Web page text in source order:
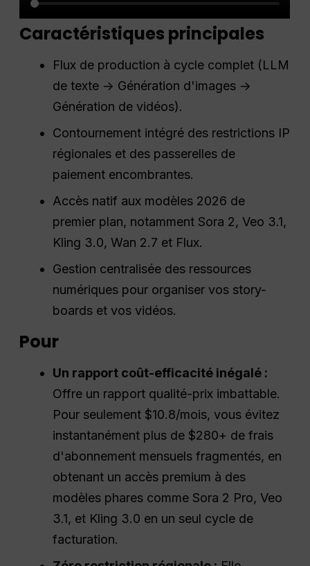
Caractéristiques principales
Flux de production à cycle complet (LLM
de texte -> Génération d'images ->
Génération de vidéos).
Contournement intégré des restrictions IP
régionales et des passerelles de
paiement encombrantes.
Accès natif aux modèles 2026 de
premier plan, notamment Sora 2, Veo 3.1,
Kling 3.0, Wan 2.7 et Flux.
Gestion centralisée des ressources
numériques pour organiser vos story-
boards et vos vidéos.
Pour
Un rapport coût-efficacité inégalé :
Offre un rapport qualité-prix imbattable.
Pour seulement $10.8/mois, vous évitez
instantanément plus de $280+ de frais
d'abonnement mensuels fragmentés, en
obtenant un accès premium à des
modèles phares comme Sora 2 Pro, Veo
3.1, et Kling 3.0 en un seul cycle de
facturation.